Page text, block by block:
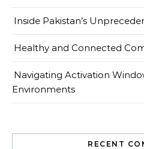
Inside Pakistan’s
Healthy and Connected
Navigating Activation
Environments
RECENT